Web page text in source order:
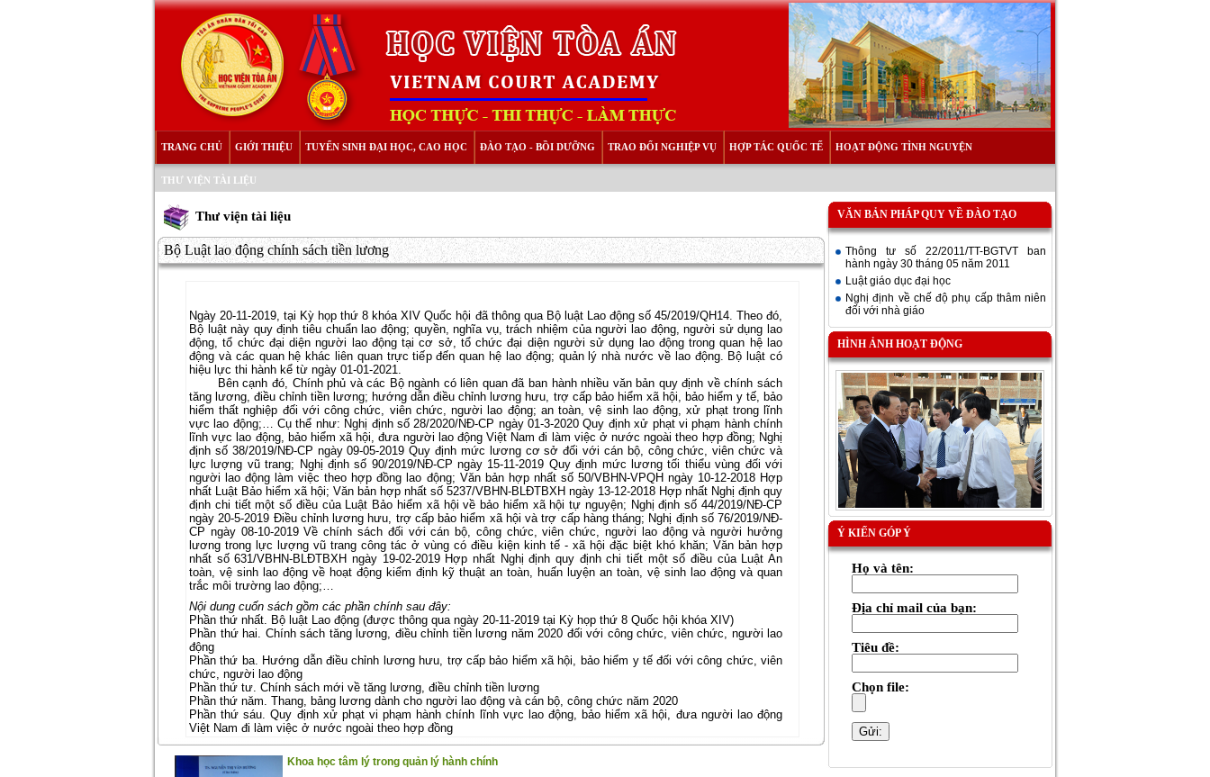
TRANG CHỦ GIỚI THIỆU TUYỂN SINH ĐẠI HỌC, CAO HỌC ĐÀO TẠO - BỒI DƯỠNG TRAO ĐỔI NGHIỆP VỤ HỢP TÁC QUỐC TẾ HOẠT ĐỘNG TÌNH NGUYỆN
THƯ VIỆN TÀI LIỆU
Thư viện tài liệu
Bộ Luật lao động chính sách tiền lương
Ngày 20-11-2019, tại Kỳ họp thứ 8 khóa XIV Quốc hội đã thông qua Bộ luật Lao động số 45/2019/QH14. Theo đó,
Bộ luật này quy định tiêu chuẩn lao động; quyền, nghĩa vụ, trách nhiệm của người lao động, người sử dụng lao
động, tổ chức đại diện người lao động tại cơ sở, tổ chức đại diện người sử dụng lao động trong quan hệ lao
động và các quan hệ khác liên quan trực tiếp đến quan hệ lao động; quản lý nhà nước về lao động. Bộ luật có
hiệu lực thi hành kể từ ngày 01-01-2021.
Bên cạnh đó, Chính phủ và các Bộ ngành có liên quan đã ban hành nhiều văn bản quy định về chính sách
tăng lương, điều chỉnh tiền lương; hướng dẫn điều chỉnh lương hưu, trợ cấp bảo hiểm xã hội, bảo hiểm y tế, bảo
hiểm thất nghiệp đối với công chức, viên chức, người lao động; an toàn, vệ sinh lao động, xử phạt trong lĩnh
vực lao động;… Cụ thể như: Nghị định số 28/2020/NĐ-CP ngày 01-3-2020 Quy định xử phạt vi phạm hành chính
lĩnh vực lao động, bảo hiểm xã hội, đưa người lao động Việt Nam đi làm việc ở nước ngoài theo hợp đồng; Nghị
định số 38/2019/NĐ-CP ngày 09-05-2019 Quy định mức lương cơ sở đối với cán bộ, công chức, viên chức và
lực lượng vũ trang; Nghị định số 90/2019/NĐ-CP ngày 15-11-2019 Quy định mức lương tối thiểu vùng đối với
người lao động làm việc theo hợp đồng lao động; Văn bản hợp nhất số 50/VBHN-VPQH ngày 10-12-2018 Hợp
nhất Luật Bảo hiểm xã hội; Văn bản hợp nhất số 5237/VBHN-BLĐTBXH ngày 13-12-2018 Hợp nhất Nghị định quy
định chi tiết một số điều của Luật Bảo hiểm xã hội về bảo hiểm xã hội tự nguyện; Nghị định số 44/2019/NĐ-CP
ngày 20-5-2019 Điều chỉnh lương hưu, trợ cấp bảo hiểm xã hội và trợ cấp hàng tháng; Nghị định số 76/2019/NĐ-
CP ngày 08-10-2019 Về chính sách đối với cán bộ, công chức, viên chức, người lao động và người hưởng
lương trong lực lượng vũ trang công tác ở vùng có điều kiện kinh tế - xã hội đặc biệt khó khăn; Văn bản hợp
nhất số 631/VBHN-BLĐTBXH ngày 19-02-2019 Hợp nhất Nghị định quy định chi tiết một số điều của Luật An
toàn, vệ sinh lao động về hoạt động kiểm định kỹ thuật an toàn, huấn luyện an toàn, vệ sinh lao động và quan
trắc môi trường lao động;…
Nội dung cuốn sách gồm các phần chính sau đây:
Phần thứ nhất. Bộ luật Lao động (được thông qua ngày 20-11-2019 tại Kỳ họp thứ 8 Quốc hội khóa XIV)
Phần thứ hai. Chính sách tăng lương, điều chỉnh tiền lương năm 2020 đối với công chức, viên chức, người lao
động
Phần thứ ba. Hướng dẫn điều chỉnh lương hưu, trợ cấp bảo hiểm xã hội, bảo hiểm y tế đối với công chức, viên
chức, người lao động
Phần thứ tư. Chính sách mới về tăng lương, điều chỉnh tiền lương
Phần thứ năm. Thang, bảng lương dành cho người lao động và cán bộ, công chức năm 2020
Phần thứ sáu. Quy định xử phạt vi phạm hành chính lĩnh vực lao động, bảo hiểm xã hội, đưa người lao động
Việt Nam đi làm việc ở nước ngoài theo hợp đồng
Trân trọng giới thiệu đến bạn đọc !
(7/1/2021)
Khoa học tâm lý trong quản lý hành chính
VĂN BẢN PHÁP QUY VỀ ĐÀO TẠO
Thông tư số 22/2011/TT-BGTVT ban
hành ngày 30 tháng 05 năm 2011
Luật giáo dục đại học
Nghị định về chế độ phụ cấp thâm niên
đối với nhà giáo
HÌNH ẢNH HOẠT ĐỘNG
Ý KIẾN GÓP Ý
Họ và tên:
Địa chỉ mail của bạn:
Tiêu đề:
Chọn file: